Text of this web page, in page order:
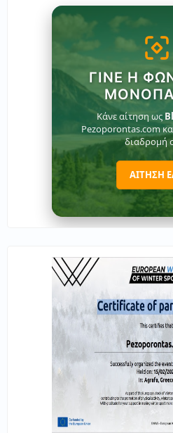
ΓΊΝΕ Η
Κάνε αίτηση ως
Pezoporontas.com
διαδρομή
ΑΙΤΗΣΗ